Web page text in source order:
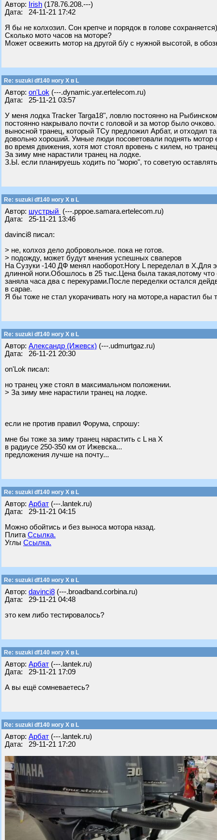
Автор: Irish (178.76.208.---)
Дата: 24-11-21 17:42
Я бы не колхозил. Сон крепче и порядок в голове сохраняется)
Сколько мото часов на моторе?
Может освежить мотор на другой б/у с нужной высотой, в
Re: suzuki df140 ногу X в L
Автор: on'Lok (---.dynamic.yar.ertelecom.ru)
Дата: 25-11-21 03:57
У меня лодка Tracker Targa18", ловлю постоянно на
постоянно накрывало почти с головой и за мотор было
выносной транец, который ТСу предложил Арбат, и отходил
довольно хороший. Умные люди посоветовали поднять мотор
во время движения, хотя мот стоял вровень с килем, но
За зиму мне нарастили транец на лодке.
З.Ы. если планируешь ходить по "морю", то советую
Re: suzuki df140 ногу X в L
Автор: шустрый (---.pppoe.samara.ertelecom.ru)
Дата: 25-11-21 13:46
davinci8 писал:
> не, колхоз дело добровольное. пока не готов.
> подожду, может будут мнения успешных сваперов
На Сузуки -140 ДФ менял наоборот.Ногу L переделал в X.Для
длинной ноги.Обошлось в 25 тыс.Цена была такая,потому
заняла часа два с перекурами.После переделки остался
в сарае.
Я бы тоже не стал укорачивать ногу на моторе,а нарастил бы
Re: suzuki df140 ногу X в L
Автор: Александр (Ижевск) (---.udmurtgaz.ru)
Дата: 26-11-21 20:30
on'Lok писал:
но транец уже стоял в максимальном положении.
> За зиму мне нарастили транец на лодке.
если не против правил Форума, спрошу:
мне бы тоже за зиму транец нарастить с L на Х
в радиусе 250-350 км от Ижевска...
предложения лучше на почту...
Re: suzuki df140 ногу X в L
Автор: Арбат (---.lantek.ru)
Дата: 29-11-21 04:15
Можно обойтись и без выноса мотора назад.
Плита Ссылка.
Углы Ссылка.
Re: suzuki df140 ногу X в L
Автор: davinci8 (---.broadband.corbina.ru)
Дата: 29-11-21 04:48
это кем либо тестировалось?
Re: suzuki df140 ногу X в L
Автор: Арбат (---.lantek.ru)
Дата: 29-11-21 17:09
А вы ещё сомневаетесь?
Re: suzuki df140 ногу X в L
Автор: Арбат (---.lantek.ru)
Дата: 29-11-21 17:20